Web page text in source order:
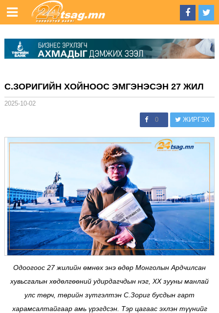
С.ЗОРИГИЙН ХОЙНООС ЭМГЭНЭСЭН 27 ЖИЛ
2025-10-02
0 ЖИРГЭХ
Одоогоос 27 жилийн өмнөх энэ өдөр Монголын Ардчилсан
хувьсгалын хөдөлгөөний удирдагчдын нэг, XX зууны манлай
улс төрч, төрийн зүтгэлтэн С.Зориг бусдын гарт
харамсалтайгаар амь үрэгдсэн. Тэр цагаас эхлэн түүнийг